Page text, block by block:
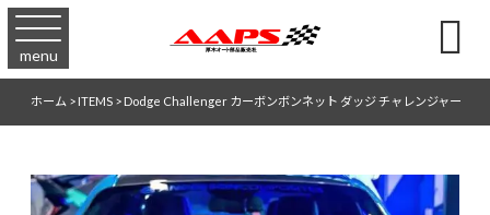
menu 
ホーム>ITEMS>Dodge Challenger カーボンボンネット ダッジ チャレンジャー